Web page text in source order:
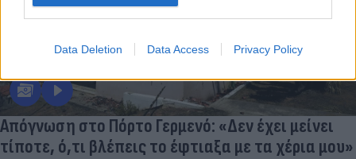
Data Deletion Data Access Privacy Policy
Απόγνωση στο Πόρτο Γερμενό: «Δεν έχει μείνει
τίποτε, ό,τι βλέπεις το έφτιαξα με τα χέρια μου»